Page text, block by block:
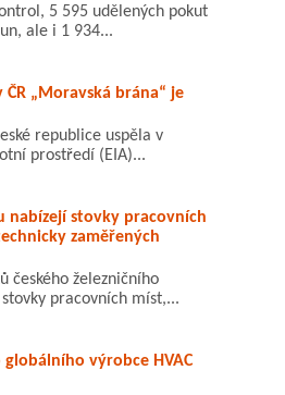
5 595 udělených pokut
ale i 1 934...
„Moravská brána“ je
republice uspěla v
prostředí (EIA)...
nabízejí stovky pracovních
zaměřených
českého železničního
pracovních míst,...
výrobce HVAC